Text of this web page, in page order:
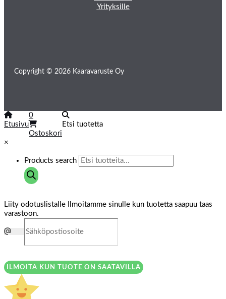
Yrityksille
Copyright © 2026 Kaaravaruste Oy
Etusivu
0
Ostoskori
Etsi tuotetta
×
Products search
Liity odotuslistalle
Ilmoitamme sinulle kun tuotetta saapuu taas
varastoon.
ILMOITA KUN TUOTE ON SAATAVILLA